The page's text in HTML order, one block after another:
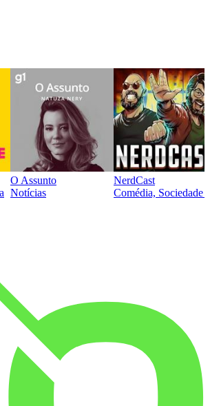
O Assunto
Notícias
NerdCast
Comédia, Sociedade